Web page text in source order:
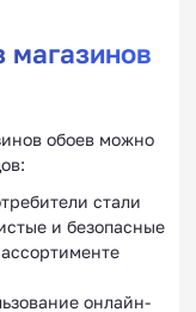
обоев можно
стали
и безопасные
онлайн-